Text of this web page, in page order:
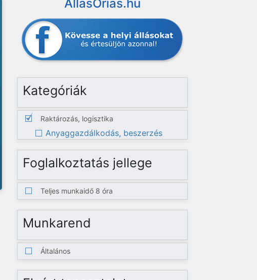
AllasOrias.hu
Kategóriák
Raktározás, logisztika
Anyaggazdálkodás, beszerzés
Foglalkoztatás jellege
Teljes munkaidő 8 óra
Munkarend
Általános